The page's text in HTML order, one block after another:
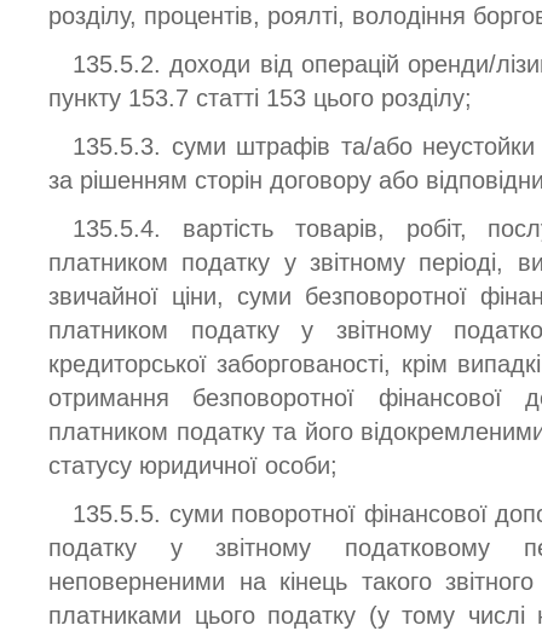
розділу, процентів, роялті, володіння
135.5.2. доходи від операцій оренди/
пункту 153.7 статті 153 цього розділу;
135.5.3. суми штрафів та/або
за рішенням сторін договору або
135.5.4. вартість товарів, робіт,
платником податку у звітному періоді,
звичайної ціни, суми безповоротної
платником податку у звітному
кредиторської заборгованості, крім
отримання безповоротної фінансової
платником податку та його
статусу юридичної особи;
135.5.5. суми поворотної фінансової
податку у звітному податковому
неповерненими на кінець такого
платниками цього податку (у тому числі